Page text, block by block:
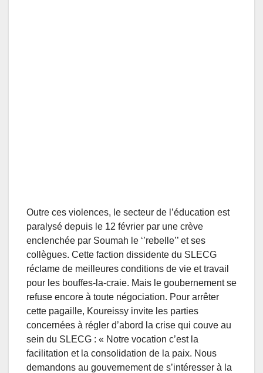
Outre ces violences, le secteur de l’éducation est
paralysé depuis le 12 février par une crève
enclenchée par Soumah le ‘’rebelle’’ et ses
collègues. Cette faction dissidente du SLECG
réclame de meilleures conditions de vie et travail
pour les bouffes-la-craie. Mais le goubernement se
refuse encore à toute négociation. Pour arrêter
cette pagaille, Koureissy invite les parties
concernées à régler d’abord la crise qui couve au
sein du SLECG : « Notre vocation c’est la
facilitation et la consolidation de la paix. Nous
demandons au gouvernement de s’intéresser à la